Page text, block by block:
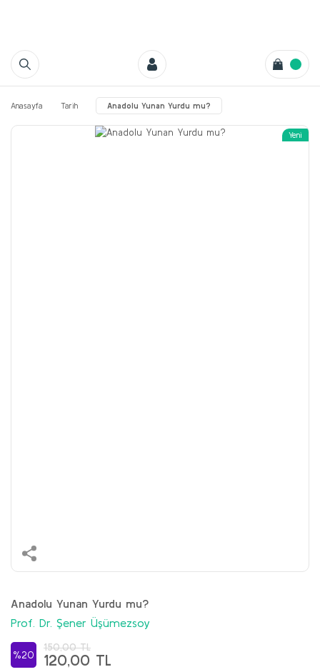
Anasayfa Tarih Anadolu Yunan Yurdu mu?
Yeni
Anadolu Yunan Yurdu mu?
Prof. Dr. Şener Üşümezsoy
%20
150,00 TL
120,00 TL